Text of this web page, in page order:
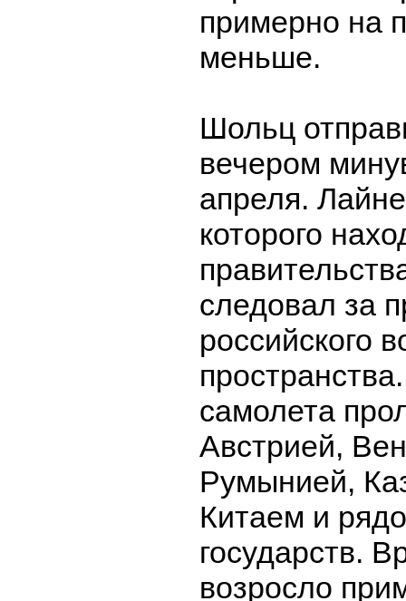
примерно на
меньше.
Шольц
вечером
апреля.
которого
следовал за
российского
самолета
Австрией,
Румынией,
Китаем и
государств.
возросло